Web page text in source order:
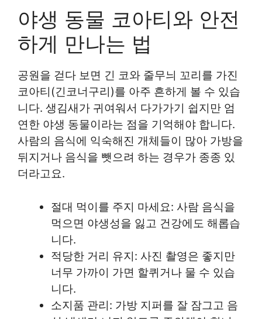
야생 동물 코아티와 안전
하게 만나는 법
공원을 걷다 보면 긴 코와 줄무늬 꼬리를 가진
코아티(긴코너구리)를 아주 흔하게 볼 수 있습
니다. 생김새가 귀여워서 다가가기 쉽지만 엄
연한 야생 동물이라는 점을 기억해야 합니다.
사람의 음식에 익숙해진 개체들이 많아 가방을
뒤지거나 음식을 뺏으려 하는 경우가 종종 있
더라고요.
절대 먹이를 주지 마세요: 사람 음식을
먹으면 야생성을 잃고 건강에도 해롭습
니다.
적당한 거리 유지: 사진 촬영은 좋지만
너무 가까이 가면 할퀴거나 물 수 있습
니다.
소지품 관리: 가방 지퍼를 잘 잠그고 음